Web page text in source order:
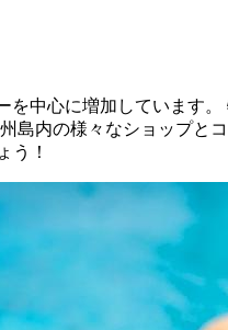
中心に増加しています
島内の様々なショップと
う！